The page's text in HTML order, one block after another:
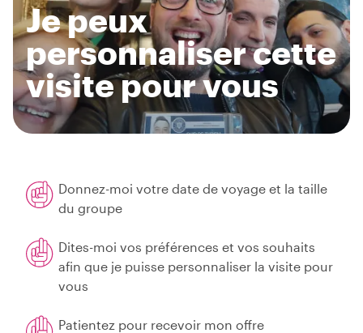
Je peux
personnaliser cette
visite pour vous
Donnez-moi votre date de voyage et la taille
du groupe
Dites-moi vos préférences et vos souhaits
afin que je puisse personnaliser la visite pour
vous
Patientez pour recevoir mon offre